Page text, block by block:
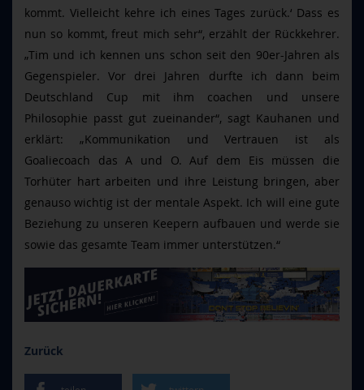
kommt. Vielleicht kehre ich eines Tages zurück.‘ Dass es
nun so kommt, freut mich sehr“, erzählt der Rückkehrer.
„Tim und ich kennen uns schon seit den 90er-Jahren als
Gegenspieler. Vor drei Jahren durfte ich dann beim
Deutschland Cup mit ihm coachen und unsere
Philosophie passt gut zueinander“, sagt Kauhanen und
erklärt: „Kommunikation und Vertrauen ist als
Goaliecoach das A und O. Auf dem Eis müssen die
Torhüter hart arbeiten und ihre Leistung bringen, aber
genauso wichtig ist der mentale Aspekt. Ich will eine gute
Beziehung zu unseren Keepern aufbauen und werde sie
sowie das gesamte Team immer unterstützen.“
Zurück